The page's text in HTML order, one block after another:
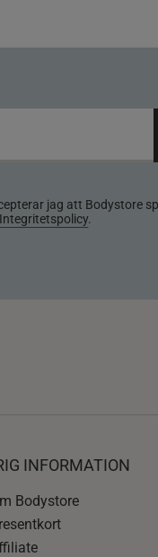
jag att Bodystore
Integritetspolicy.
INFORMATION
Bodystore